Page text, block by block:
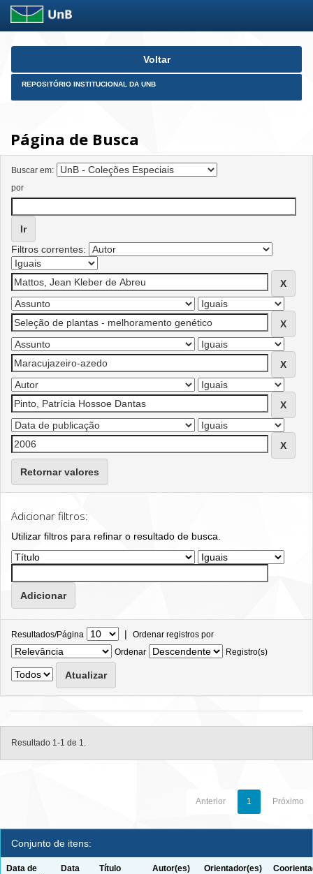
Skip
Voltar
REPOSITÓRIO INSTITUCIONAL DA UNB
Página de Busca
Buscar em:
por
Filtros correntes:
Retornar valores
Adicionar filtros:
Utilizar filtros para refinar o resultado de busca.
Resultados/Página | Ordenar registros por
Ordenar
Registro(s)
Resultado 1-1 de 1.
Anterior 1 Próximo
Conjunto de itens:
Data de
Data
Título Autor(es) Orientador(es)